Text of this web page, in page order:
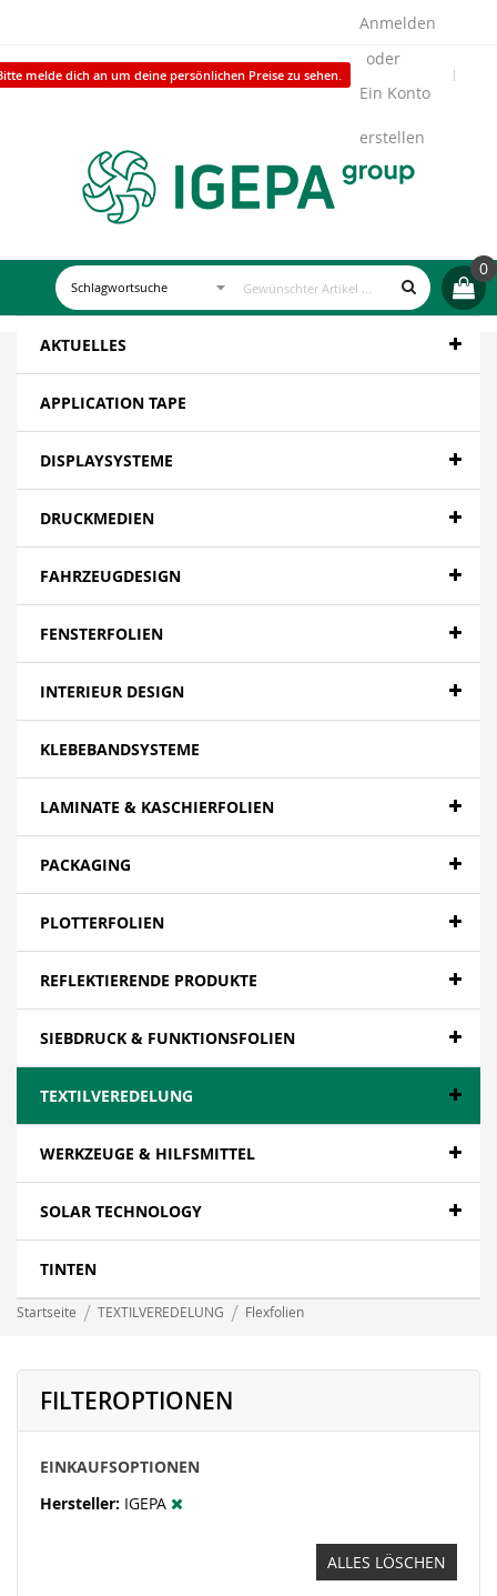
melde dich an um deine persönlichen Preise zu sehen.
Anmelden
Ein Konto
erstellen
0
AKTUELLES
APPLICATION TAPE
DISPLAYSYSTEME
DRUCKMEDIEN
FAHRZEUGDESIGN
FENSTERFOLIEN
INTERIEUR DESIGN
KLEBEBANDSYSTEME
LAMINATE & KASCHIERFOLIEN
PACKAGING
PLOTTERFOLIEN
REFLEKTIERENDE PRODUKTE
SIEBDRUCK & FUNKTIONSFOLIEN
TEXTILVEREDELUNG
WERKZEUGE & HILFSMITTEL
SOLAR TECHNOLOGY
TINTEN
Startseite TEXTILVEREDELUNG Flexfolien
FILTEROPTIONEN
EINKAUFSOPTIONEN
Hersteller IGEPA
ALLES LÖSCHEN